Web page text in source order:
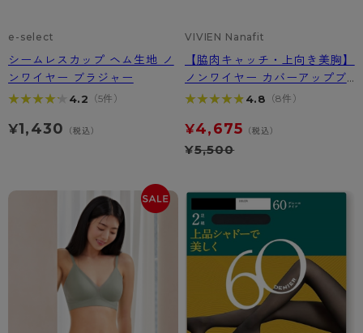
e-select
シームレスカップ ヘム生地 ノ
ンワイヤー ブラジャー
★★★★★
★★★★★ 4.2 （5件）
¥1,430 （税込）
VIVIEN Nanafit
【脇肉キャッチ・上向き美胸】
ノンワイヤー カバーアップブ
ラ｜韓国ブラ VIVIEN Nanafi
★★★★★
★★★★★ 4.8 （8件）
¥4,675 （税込）
¥5,500